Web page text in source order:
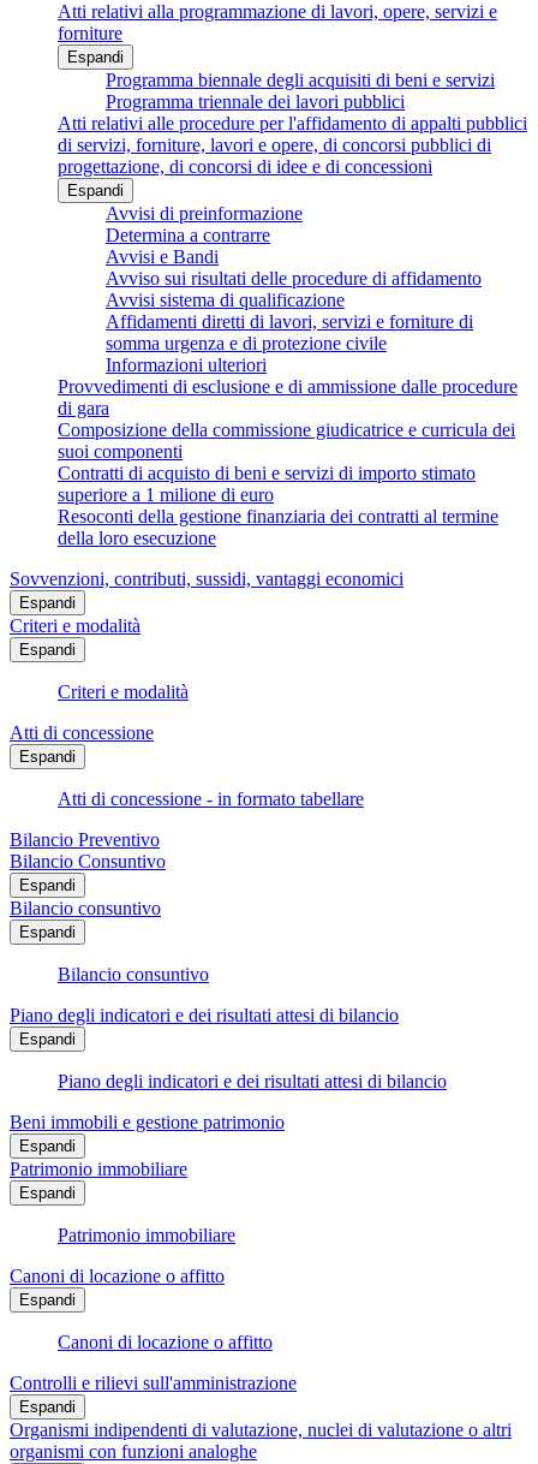
Atti relativi alla programmazione di lavori, opere, servizi e
forniture
Espandi
Programma biennale degli acquisiti di beni e servizi
Programma triennale dei lavori pubblici
Atti relativi alle procedure per l'affidamento di appalti pubblici
di servizi, forniture, lavori e opere, di concorsi pubblici di
progettazione, di concorsi di idee e di concessioni
Espandi
Avvisi di preinformazione
Determina a contrarre
Avvisi e Bandi
Avviso sui risultati delle procedure di affidamento
Avvisi sistema di qualificazione
Affidamenti diretti di lavori, servizi e forniture di
somma urgenza e di protezione civile
Informazioni ulteriori
Provvedimenti di esclusione e di ammissione dalle procedure
di gara
Composizione della commissione giudicatrice e curricula dei
suoi componenti
Contratti di acquisto di beni e servizi di importo stimato
superiore a 1 milione di euro
Resoconti della gestione finanziaria dei contratti al termine
della loro esecuzione
Sovvenzioni, contributi, sussidi, vantaggi economici
Espandi
Criteri e modalità
Espandi
Criteri e modalità
Atti di concessione
Espandi
Atti di concessione - in formato tabellare
Bilancio Preventivo
Bilancio Consuntivo
Espandi
Bilancio consuntivo
Espandi
Bilancio consuntivo
Piano degli indicatori e dei risultati attesi di bilancio
Espandi
Piano degli indicatori e dei risultati attesi di bilancio
Beni immobili e gestione patrimonio
Espandi
Patrimonio immobiliare
Espandi
Patrimonio immobiliare
Canoni di locazione o affitto
Espandi
Canoni di locazione o affitto
Controlli e rilievi sull'amministrazione
Espandi
Organismi indipendenti di valutazione, nuclei di valutazione o altri
organismi con funzioni analoghe